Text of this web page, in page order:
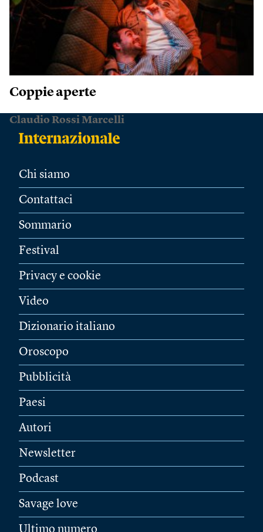
Coppie aperte
Claudio Rossi Marcelli
Chi siamo
Contattaci
Sommario
Festival
Privacy e cookie
Video
Dizionario italiano
Oroscopo
Pubblicità
Paesi
Autori
Newsletter
Podcast
Savage love
Ultimo numero